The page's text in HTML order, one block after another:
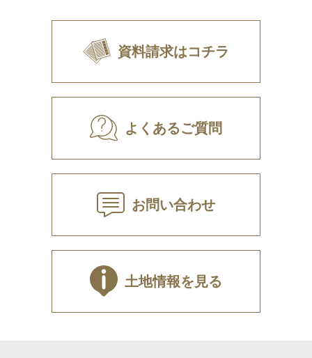
資料請求はコチラ
よくあるご質問
お問い合わせ
土地情報を見る